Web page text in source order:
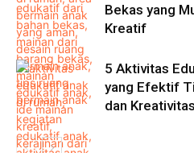
Bekas yang
Kreatif
5 Aktivitas
yang Efektif
dan Kreativitas